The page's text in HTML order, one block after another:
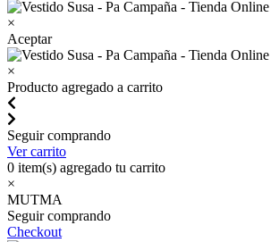
×
Aceptar
×
Producto agregado a carrito
Seguir comprando
Ver carrito
0 item(s) agregado tu carrito
×
MUTMA
Seguir comprando
Checkout